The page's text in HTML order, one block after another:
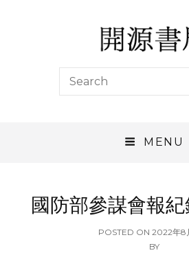
開源書局
開源書局出版有限公司
Search
for:
MENU
國防部參謀會報紀
POSTED ON POSTED
ON
2022年8
BY